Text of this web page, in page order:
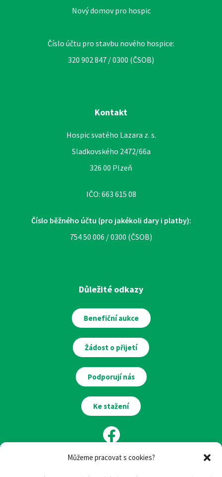
Můžeme pracovat s cookies?
Nový domov pro hospic
Číslo účtu pro stavbu nového hospice:
320 902 847 / 0300 (ČSOB)
Kontakt
Hospic svatého Lazara z. s.
Sladkovského 2472/66a
326 00 Plzeň
IČO: 663 615 08
Číslo běžného účtu (pro jakékoli dary i platby):
754 50 006 / 0300 (ČSOB)
Důležité odkazy
Benefiční aukce
Žádost o přijetí
Podporují nás
Ke stažení